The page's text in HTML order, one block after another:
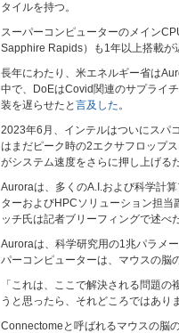
タイルを持つ。
スーパーコンピューターのメイン
Sapphire Rapids）も1年以上搭載が
長年にわたり、米エネルギー省は
中で、DoEはCovid関連のサプライ
装を遅らせたと 言及した。
2023年6月、インテルはついにスパ
はまだピーク時の2エクサフロップ
がシステム速度をさらに押し上げる
Auroraは、多くのA.I.および科学計
ターおよびHPCソリューション担
ッチ氏は記者ブリーフィングで述べた
Auroraは、科学研究用の1兆パラメ
パーコンピューターは、マウスの脳
「これは、ここで解決される問題
うと思ったら、それどころではあり
Connectomeと呼ばれるマウスの脳